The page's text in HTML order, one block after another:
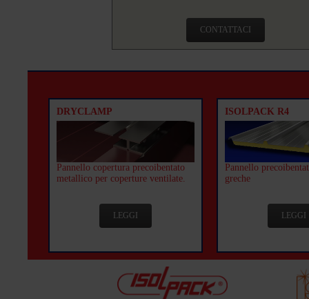
CONTATTACI
DRYCLAMP
Pannello copertura precoibentato
metallico per coperture ventilate.
LEGGI
ISOLPACK R4
Pannello
greche
LEGGI